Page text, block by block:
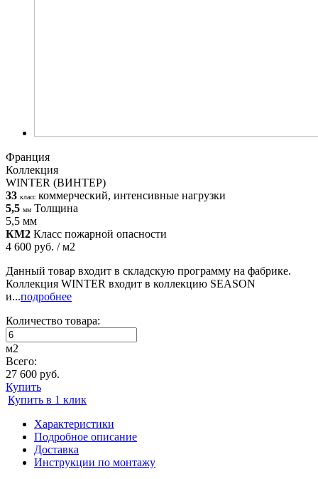
Франция
Коллекция
WINTER (ВИНТЕР)
33 класс коммерческий, интенсивные нагрузки
5,5 мм Толщина
5,5 мм
КМ2 Класс пожарной опасности
4 600 руб. / м2
Данный товар входит в складскую программу на фабрике.
Коллекция WINTER входит в коллекцию SEASON
и...подробнее
Количество товара:
м2
Всего:
27 600 руб.
Купить
Купить в 1 клик
Характеристики
Подробное описание
Доставка
Инструкции по монтажу